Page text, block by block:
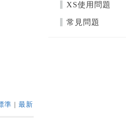
準 |最新
XS使用問題
常見問題